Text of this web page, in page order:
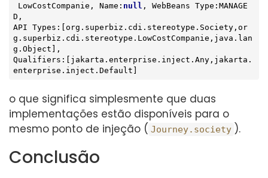
LowCostCompanie, Name: null , WebBeans Type:MANAGE
D,
API Types:[org.superbiz.cdi.stereotype.Society,or
g.superbiz.cdi.stereotype.LowCostCompanie,java.lan
g.Object],
Qualifiers:[jakarta.enterprise.inject.Any,jakarta.
enterprise.inject.Default]
o que significa simplesmente que duas
implementações estão disponíveis para o
mesmo ponto de injeção ( Journey.society ).
Conclusão